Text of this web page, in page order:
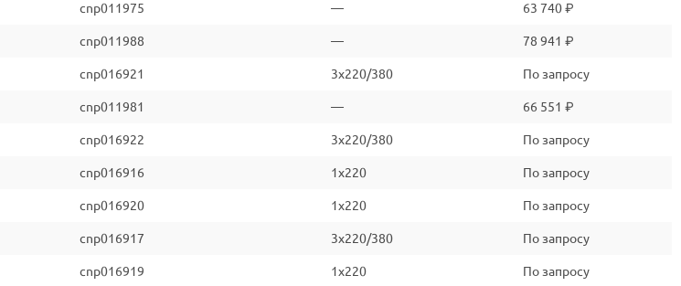
cnp011975 — 63 740 ₽
cnp011988 — 78 941 ₽
cnp016921 3x220/380 По запросу
cnp011981 — 66 551 ₽
cnp016922 3x220/380 По запросу
cnp016916 1x220 По запросу
cnp016920 1x220 По запросу
cnp016917 3x220/380 По запросу
cnp016919 1x220 По запросу